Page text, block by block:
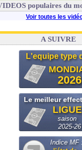
: le démenti de Leipzig pour
populaires du
Voir toutes les
A SUIVRE
L'equipe type
2026
Le meilleur
saison
2025-26
Indice MF